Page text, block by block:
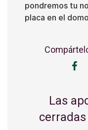
pondremos tu
placa en el
Las